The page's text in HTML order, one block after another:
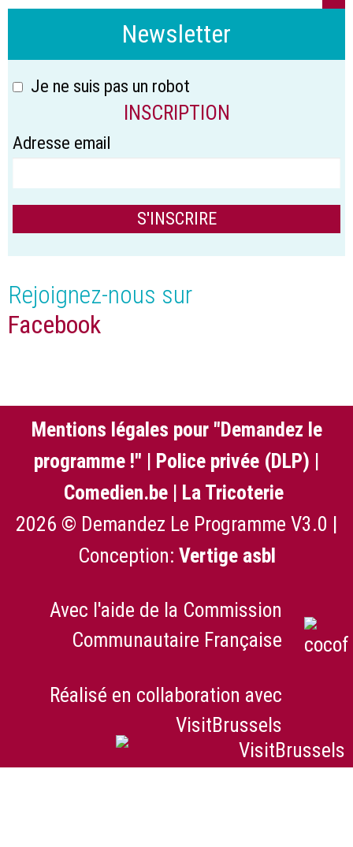
Newsletter
Je ne suis pas un robot
INSCRIPTION
Adresse email
Rejoignez-nous sur
Facebook
Mentions légales pour "Demandez le
programme !" | Police privée (DLP) |
Comedien.be | La Tricoterie
2026 © Demandez Le Programme V3.0 |
Conception: Vertige asbl
Avec l'aide de la Commission
Communautaire Française
Réalisé en collaboration avec
VisitBrussels